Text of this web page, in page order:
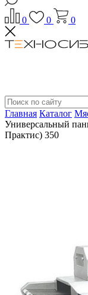
0 0 0
Главная Каталог
Универсальный
Практис) 350